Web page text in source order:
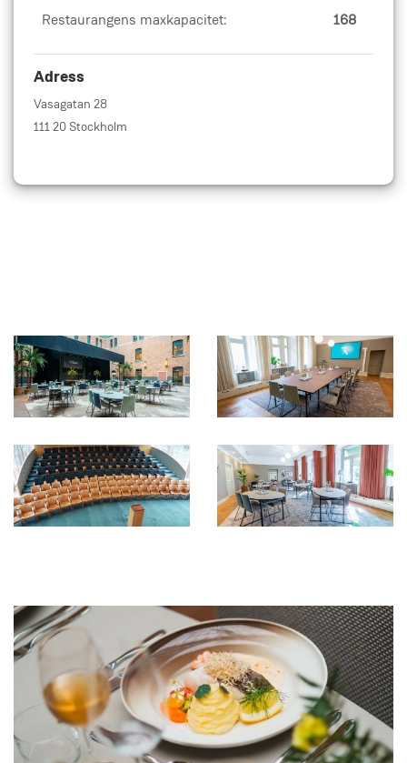
Restaurangens maxkapacitet: 168
Adress
Vasagatan 28
111 20 Stockholm